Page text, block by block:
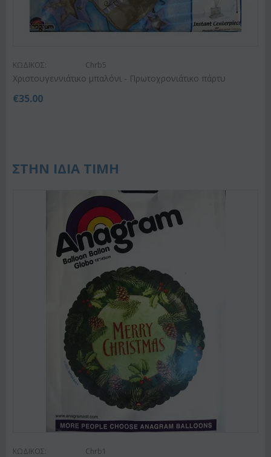
ΚΩΔΙΚΟΣ: Chrb5
Χριστουγεννιάτικο μπαλόνι - Πρωτοχρονιάτικο πάρτυ
€35.00
ΣΤΗΝ ΙΔΙΑ ΤΙΜΗ
ΚΩΔΙΚΟΣ: Chrb1